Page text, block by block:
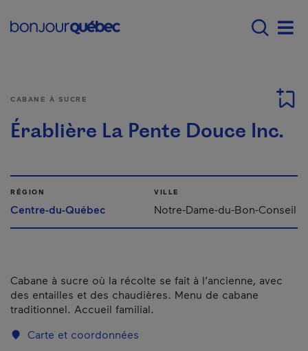
Main navigation -
CABANE À SUCRE
Érablière La Pente Douce Inc.
RÉGION
Centre-du-Québec
VILLE
Notre-Dame-du-Bon-Conseil
Cabane à sucre où la récolte se fait à l’ancienne, avec
des entailles et des chaudières. Menu de cabane
traditionnel. Accueil familial.
Carte et coordonnées